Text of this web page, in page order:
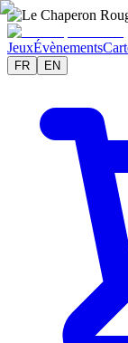
JeuxÉvènements
FR EN